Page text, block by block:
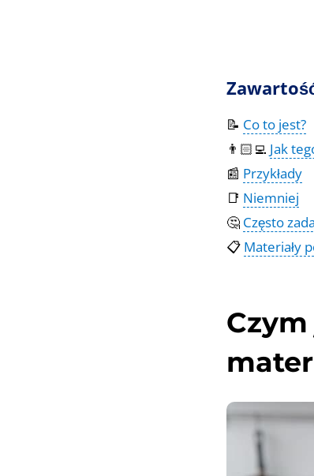
📝 Co to jest?
👨🏻‍💻 Jak
📰 Przykłady
📑 Niemniej
🤔 Często
📋 Materiały